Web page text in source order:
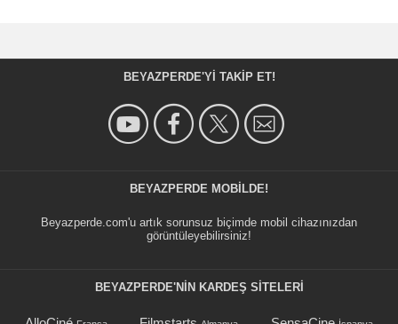
BEYAZPERDE'YI TAKIP ET!
BEYAZPERDE MOBILDE!
Beyazperde.com'u artık sorunsuz biçimde mobil cihazınızdan
görüntüleyebilirsiniz!
BEYAZPERDE'NIN KARDEŞ SİTELERİ